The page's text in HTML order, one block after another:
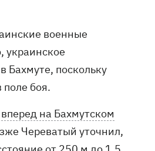
военные
украинское
Бахмуте, поскольку
боя.
на Бахмутском
Череватый уточнил,